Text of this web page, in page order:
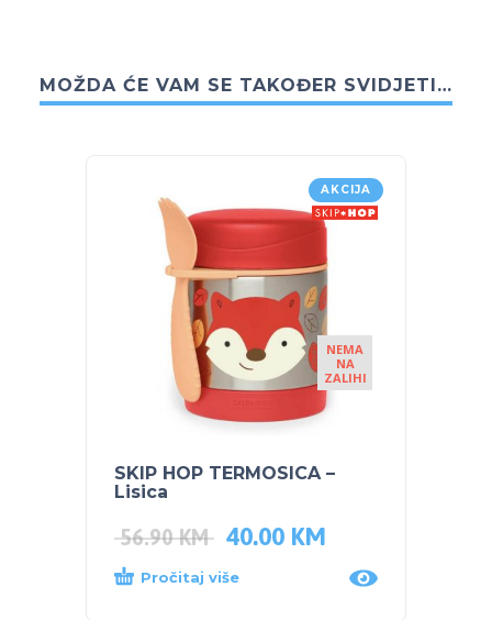
MOŽDA ĆE VAM SE TAKOĐER SVIDJETI…
AKCIJA
NEMA
NA
ZALIHI
SKIP HOP TERMOSICA –
Lisica
56.90KM 40.00 KM
Pročitaj više